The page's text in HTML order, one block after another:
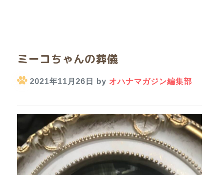
ミーコちゃんの葬儀
2021年11月26日 by オハナマガジン編集部